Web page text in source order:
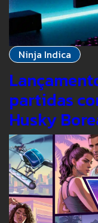
Ninja Indica
partidas
Husky